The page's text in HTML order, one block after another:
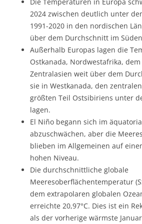
2024 zwischen deutlich unter
1991-2020 in den nordischen
über dem Durchschnitt im
Außerhalb Europas lagen die
Ostkanada, Nordwestafrika,
Zentralasien weit über dem
sie in Westkanada, den
größten Teil Ostsibiriens unter
lagen.
El Niño begann sich im
abzuschwächen, aber die
blieben im Allgemeinen auf
hohen Niveau.
Die durchschnittliche globale
Meeresoberflächentemperatur
dem extrapolaren globalen
erreichte 20,97°C. Dies ist ein
als der vorherige wärmste